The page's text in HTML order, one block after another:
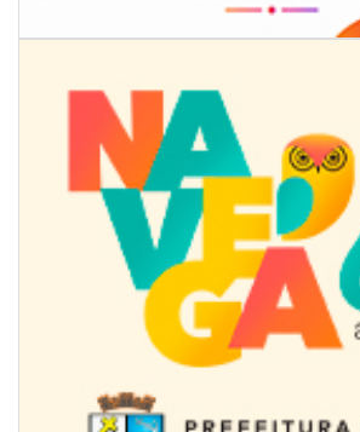
4º Festival Náutico de Navegantes reúne
BALNEÁRIO PIÇARRAS